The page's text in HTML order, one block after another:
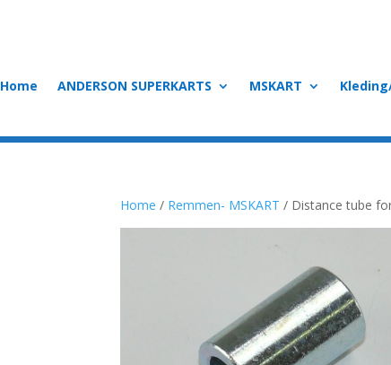
Home ANDERSON SUPERKARTS MSKART
Home / Remmen- MSKART / Distance tube